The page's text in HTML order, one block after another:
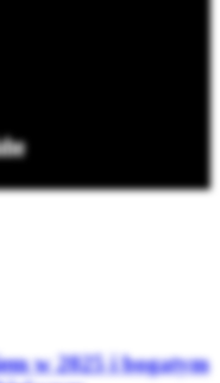
w 2025 i bogatym